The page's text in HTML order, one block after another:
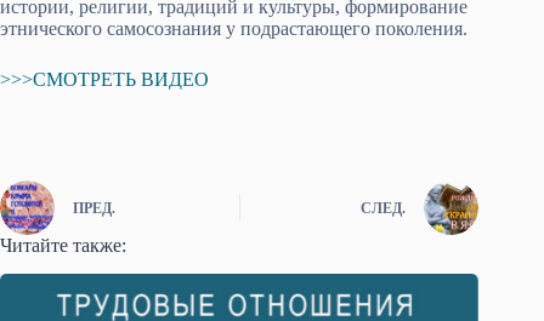
истории, религии, традиций и культуры, формирование
этнического самосознания у подрастающего поколения.
>>>СМОТРЕТЬ ВИДЕО
ПРЕД. СЛЕД.
Читайте также: